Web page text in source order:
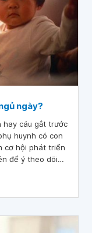
ngày?
hay cáu gắt trước
huynh có con
cơ hội phát triển
để ý theo dõi